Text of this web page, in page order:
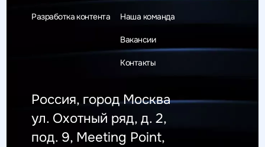
Разработка контента Наша команда
Вакансии
Контакты
Россия, город Москва
ул. Охотный ряд, д. 2,
под. 9, Meeting Point,